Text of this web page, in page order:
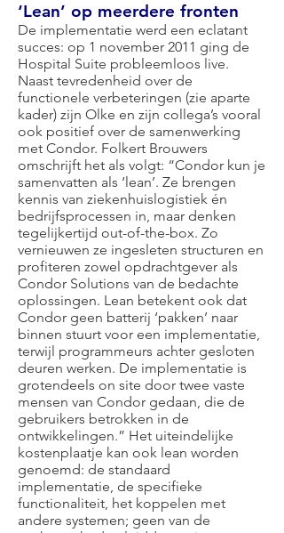
‘Lean’ op meerdere fronten
De implementatie werd een eclatant
succes: op 1 november 2011 ging de
Hospital Suite probleemloos live.
Naast tevredenheid over de
functionele verbeteringen (zie aparte
kader) zijn Olke en zijn collega’s vooral
ook positief over de samenwerking
met Condor. Folkert Brouwers
omschrijft het als volgt: “Condor kun je
samenvatten als ‘lean’. Ze brengen
kennis van ziekenhuislogistiek én
bedrijfsprocessen in, maar denken
tegelijkertijd out-of-the-box. Zo
vernieuwen ze ingesleten structuren en
profiteren zowel opdrachtgever als
Condor Solutions van de bedachte
oplossingen. Lean betekent ook dat
Condor geen batterij ‘pakken’ naar
binnen stuurt voor een implementatie,
terwijl programmeurs achter gesloten
deuren werken. De implementatie is
grotendeels on site door twee vaste
mensen van Condor gedaan, die de
gebruikers betrokken in de
ontwikkelingen.” Het uiteindelijke
kostenplaatje kan ook lean worden
genoemd: de standaard
implementatie, de specifieke
functionaliteit, het koppelen met
andere systemen; geen van de